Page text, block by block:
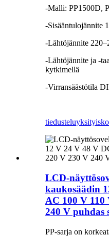
-Malli: PP1500D,
-Sisääntulojännite
-Lähtöjännite
-Lähtöjännite ja -
kytkimellä
-Virransäästötila
tiedustelu
LCD-
kaukosäädin
AC 100 V 110
240 V puhdas
PP-sarja on